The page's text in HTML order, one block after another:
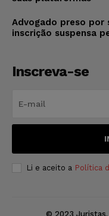
Advogado preso
inscrição suspensa
Inscreva-se
Li e aceito a Política
© 2023